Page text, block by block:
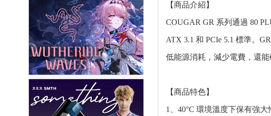
【商品介紹】
COUGAR GR 系列通過 80
ATX 3.1 和 PCIe 5.1 標準。
低能源消耗，減少電費，還能
【商品特色】
1、40°C 環境溫度下保有強大